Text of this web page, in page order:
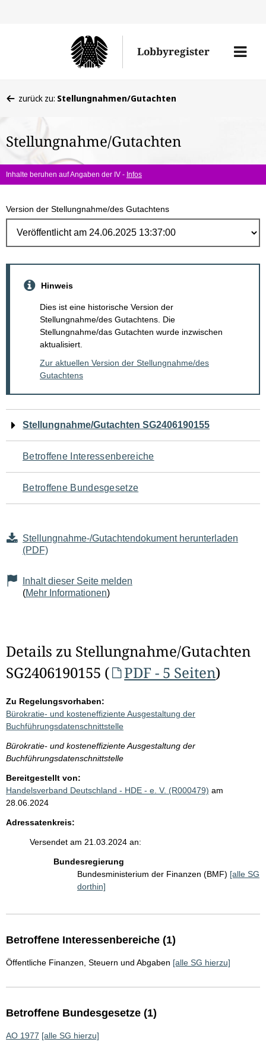
Lobbyregister
Menü
befinden
hier:
zurück zu: Stellungnahmen/Gutachten
Stellungnahme/Gutachten
Inhalte beruhen auf Angaben der IV - Infos
Version der Stellungnahme/des Gutachtens
Hinweis
Dies ist eine historische Version der
Stellungnahme/des Gutachtens. Die
Stellungnahme/das Gutachten wurde inzwischen
aktualisiert.
Zur aktuellen Version der Stellungnahme/des
Gutachtens
Navigation
für
den
Seiteninhalt
Stellungnahme/Gutachten SG2406190155
Betroffene Interessenbereiche
Betroffene Bundesgesetze
Stellungnahme-/Gutachtendokument herunterladen
(PDF)
Inhalt dieser Seite melden
(Mehr Informationen)
Details zu Stellungnahme/Gutachten
SG2406190155 (
PDF - 5 Seiten)
Zu Regelungsvorhaben:
Bürokratie- und kosteneffiziente Ausgestaltung der
Buchführungsdatenschnittstelle
Bürokratie- und kosteneffiziente Ausgestaltung der
Buchführungsdatenschnittstelle
Bereitgestellt von:
Handelsverband Deutschland - HDE - e. V. (R000479) am
28.06.2024
Adressatenkreis:
Versendet am 21.03.2024 an:
Bundesregierung
Bundesministerium der Finanzen (BMF) [alle SG
dorthin]
Betroffene Interessenbereiche (1)
Öffentliche Finanzen, Steuern und Abgaben [alle SG hierzu]
Betroffene Bundesgesetze (1)
AO 1977 [alle SG hierzu]